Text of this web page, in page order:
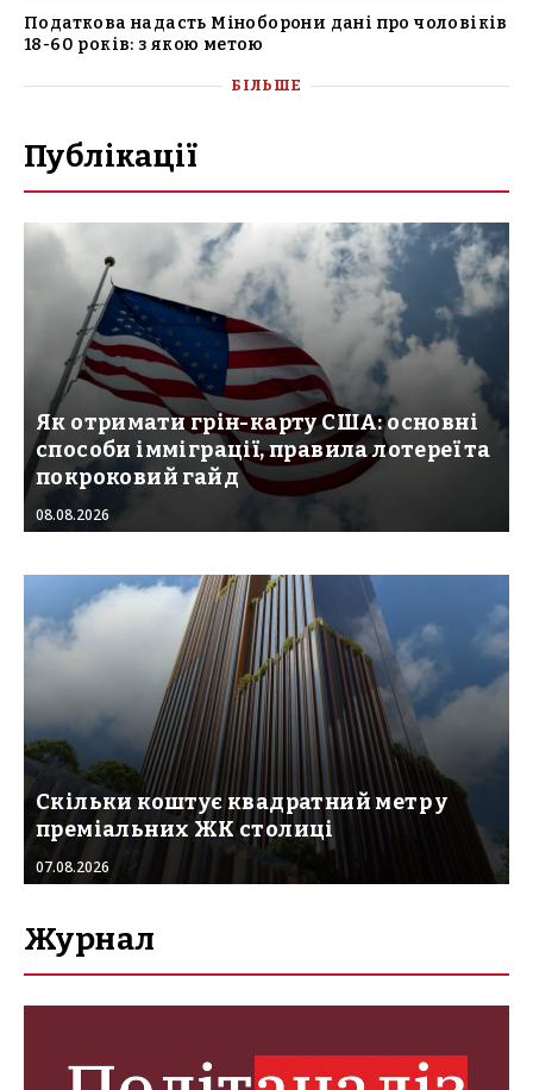
Податкова надасть Міноборони дані про чоловіків
18-60 років: з якою метою
БІЛЬШЕ
Публікації
Як отримати грін-карту США: основні
способи імміграції, правила лотереї та
покроковий гайд
08.08.2026
Скільки коштує квадратний метр у
преміальних ЖК столиці
07.08.2026
Журнал